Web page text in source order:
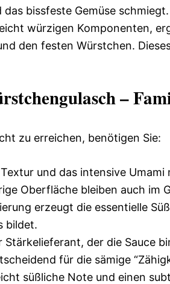
bissfeste Gemüse
würzigen Komponenten,
den festen Würstchen.
–
zu erreichen, benötigen Sie:
und das intensive Umami
Oberfläche bleiben auch im
erzeugt die essentielle
bildet.
Stärkelieferant, der die Sauce
für die sämige
süßliche Note und einen